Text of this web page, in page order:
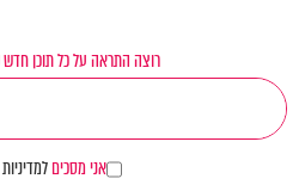
רוצה התראה על כל תוכן
אני מסכים